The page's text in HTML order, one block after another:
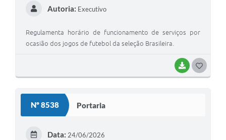
BAIXAR
Autoria: Executivo
Regulamenta horário de funcionamento de serviços por
ocasião dos jogos de futebol da seleção Brasileira.
Nº 8538 Portaria
Data: 24/06/2026